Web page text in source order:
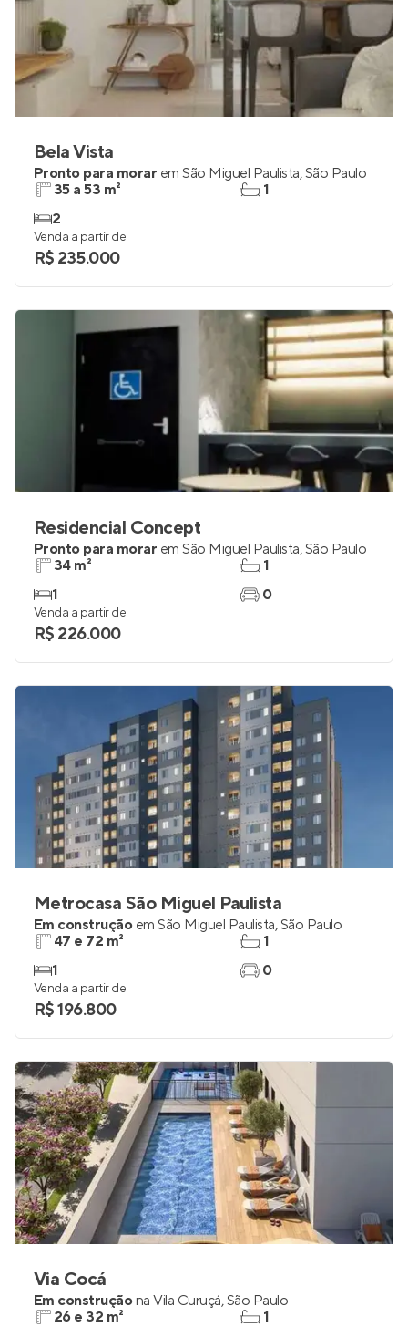
Bela Vista
Pronto para morar em São Miguel Paulista,São Paulo
35 a 53 m²
2
1
Venda a partir de
R$ 235.000
Residencial Concept
Pronto para morar em São Miguel Paulista,São Paulo
34 m²
1
1
0
Venda a partir de
R$ 226.000
Metrocasa São Miguel Paulista
Em construção em São Miguel Paulista,São Paulo
47 e 72 m²
1
1
0
Venda a partir de
R$ 196.800
Via Cocá
Em construçãona Vila Curuçá,São Paulo
26 e 32 m²
1